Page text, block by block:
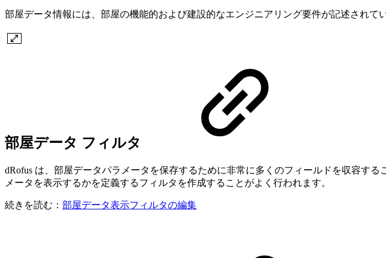
部屋データ情報には、部屋の機能的および建設的なエンジニアリング要件が記述されてい
部屋データ フィルタ
dRofus は、部屋データパラメータを保存するために非常に多くのフィールドを収容す
メータを表示するかを定義するフィルタを作成することがよく行われます。
続きを読む： 部屋データ表示フィルタの編集